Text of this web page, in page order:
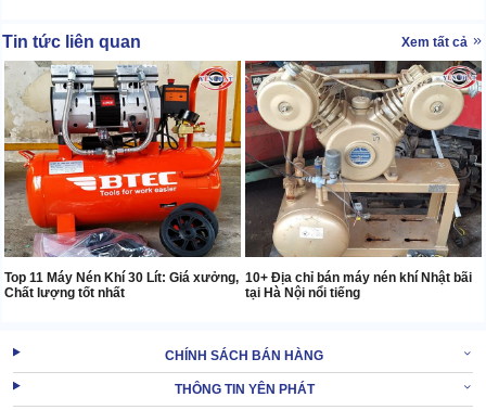
Tin tức liên quan Xem tất cả
Top 11 Máy Nén Khí 30 Lít: Giá xưởng,
Chất lượng tốt nhất
10+ Địa chỉ bán máy nén khí Nhật bãi
tại Hà Nội nổi tiếng
CHÍNH SÁCH BÁN HÀNG
THÔNG TIN YÊN PHÁT